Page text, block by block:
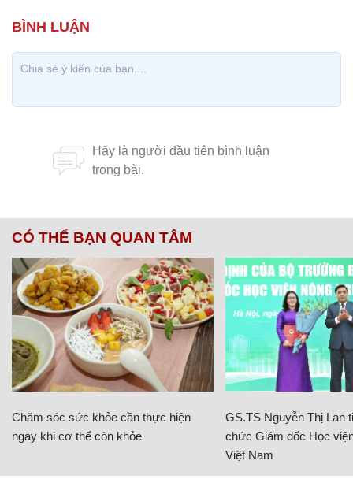
CÓ THỂ BẠN QUAN TÂM
Chăm sóc sức khỏe cần thực hiện
ngay khi cơ thể còn khỏe
GS.TS Nguyễn Thị Lan
chức Giám đốc Học
Việt Nam